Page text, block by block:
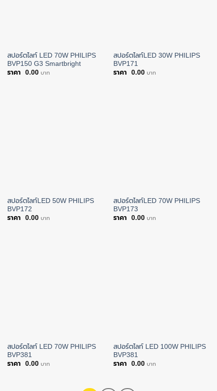
สปอร์ตไลท์ LED 70W PHILIPS
BVP150 G3 Smartbright
0.00 บาท
สปอร์ตไลท์LED 30W PHILIPS
BVP171
0.00 บาท
สปอร์ตไลท์LED 50W PHILIPS
BVP172
0.00 บาท
สปอร์ตไลท์LED 70W PHILIPS
BVP173
0.00 บาท
สปอร์ตไลท์ LED 70W PHILIPS
BVP381
0.00 บาท
สปอร์ตไลท์ LED 100W PHILIPS
BVP381
0.00 บาท